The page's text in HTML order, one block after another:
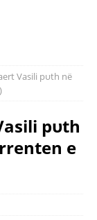
Vasili pυth në
pυth
e